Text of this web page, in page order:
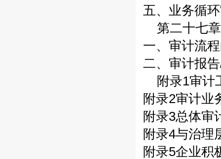
五、业务循
第二十七
一、审计流
二、审计报
附录1审计
附录2审计业
附录3总体审
附录4与治理
附录5企业积